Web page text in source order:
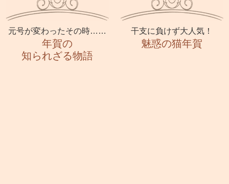
元号が変わったその時……
年賀の
知られざる物語
干支に負けず大人気！
魅惑の猫年賀